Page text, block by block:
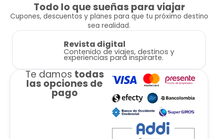
Todo lo que sueñas para viajar
Cupones, descuentos y planes para que tu próximo destino
sea realidad.
Revista digital
Contenido de viajes, destinos y
experiencias para inspirarte.
Te damostodas
las opciones de
pago